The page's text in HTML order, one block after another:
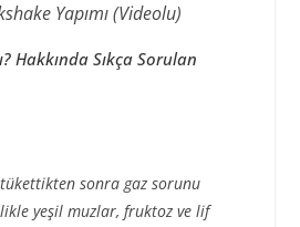
Yapımı (Videolu)
Hakkında Sıkça Sorulan
sonra gaz sorunu
yeşil muzlar, fruktoz ve lif